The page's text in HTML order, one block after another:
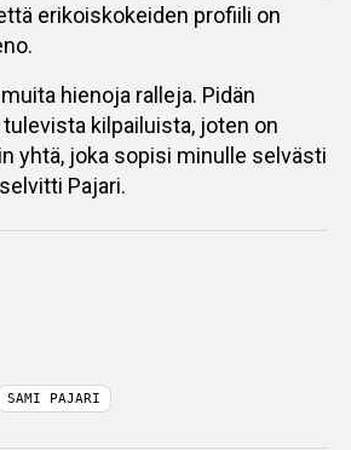
erikoiskokeiden profiili on
hienoja ralleja. Pidän
kilpailuista, joten on
yhtä, joka sopisi minulle selvästi
Pajari.
SAMI PAJARI